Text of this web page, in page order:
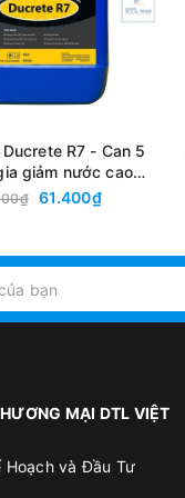
R7 - Can 5
giảm nước cao
trì tính công tác và
61.400₫
MẠI DTL VIỆT
và Đầu Tư